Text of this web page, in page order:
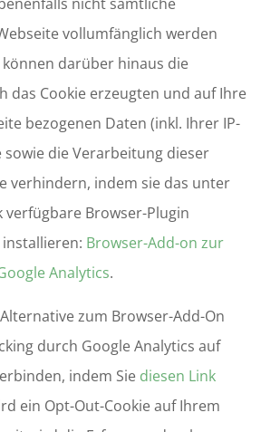
vollumfänglich werden
darüber hinaus die
das Cookie erzeugten und auf Ihre
bezogenen Daten (inkl. Ihrer IP-
sowie die Verarbeitung dieser
verhindern, indem sie das unter
verfügbare Browser-Plugin
Browser-Add-on zur
Analytics.
zum Browser-Add-On
durch Google Analytics auf
indem Sie diesen Link
ein Opt-Out-Cookie auf Ihrem